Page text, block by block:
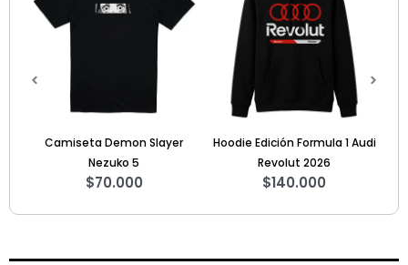
Hoodie Edición Formula 1 Audi
Revolut 2026
$140.000
Camiseta Friends 4
$60.000